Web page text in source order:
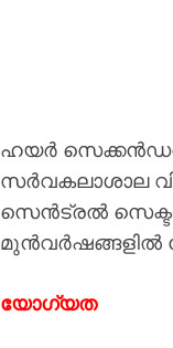
ഹയർ
സർവകലാശാല
സെൻട്രൽ സെക്ടർ
മുൻവർഷങ്ങളിൽ
യോഗ്യത